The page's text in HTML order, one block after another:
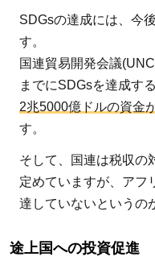
SDGsの達成には、今
す。
国連貿易開発会議
までにSDGsを達成す
2兆5000億ドルの資金
す。
そして、国連は税収の
定めていますが、アフ
達していないというの
途上国への投資促進